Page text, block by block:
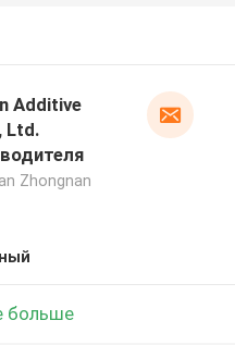
Additive
Ltd.
Zhongnan
больше